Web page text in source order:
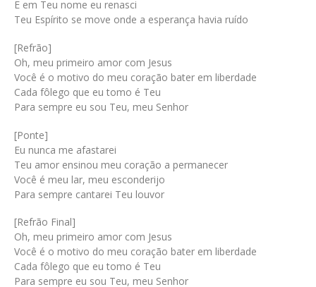
E em Teu nome eu renasci
Teu Espírito se move onde a esperança havia ruído
[Refrão]
Oh, meu primeiro amor com Jesus
Você é o motivo do meu coração bater em liberdade
Cada fôlego que eu tomo é Teu
Para sempre eu sou Teu, meu Senhor
[Ponte]
Eu nunca me afastarei
Teu amor ensinou meu coração a permanecer
Você é meu lar, meu esconderijo
Para sempre cantarei Teu louvor
[Refrão Final]
Oh, meu primeiro amor com Jesus
Você é o motivo do meu coração bater em liberdade
Cada fôlego que eu tomo é Teu
Para sempre eu sou Teu, meu Senhor